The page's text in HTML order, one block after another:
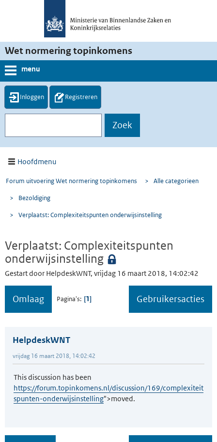
Wet normering topinkomens
menu
Inloggen Registreren
Hoofdmenu
Forum uitvoering Wet normering topinkomens > Alle categorieen
> Bezoldiging
> Verplaatst: Complexiteitspunten onderwijsinstelling
Verplaatst: Complexiteitspunten
onderwijsinstelling
Gestart door HelpdeskWNT, vrijdag 16 maart 2018, 14:02:42
Omlaag Pagina's 1 Gebruikersacties
HelpdeskWNT
vrijdag 16 maart 2018, 14:02:42
This discussion has been
https://forum.topinkomens.nl/discussion/169/complexiteit
spunten-onderwijsinstelling">moved.